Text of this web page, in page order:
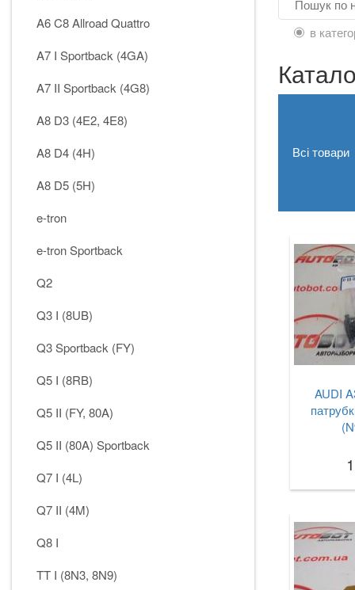
A6 C8 Allroad Quattro
A7 I Sportback (4GA)
A7 II Sportback (4G8)
A8 D3 (4E2, 4E8)
A8 D4 (4H)
A8 D5 (5H)
e-tron
e-tron Sportback
Q2
Q3 I (8UB)
Q3 Sportback (FY)
Q5 I (8RB)
Q5 II (FY, 80A)
Q5 II (80A) Sportback
Q7 I (4L)
Q7 II (4M)
Q8 I
TT I (8N3, 8N9)
в
Всі товари
AUDI